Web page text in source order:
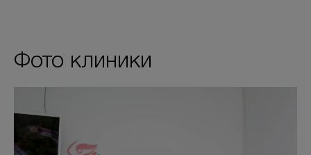
Фото клиники